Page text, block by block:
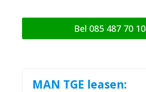
Bel 085 487 70 10
MAN TGE leasen: